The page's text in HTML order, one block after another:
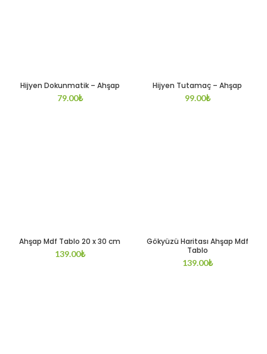
Hijyen Dokunmatik – Ahşap
79.00₺
Hijyen Tutamaç – Ahşap
99.00₺
Ahşap Mdf Tablo 20 x 30 cm
139.00₺
Gökyüzü Haritası Ahşap Mdf
Tablo
139.00₺